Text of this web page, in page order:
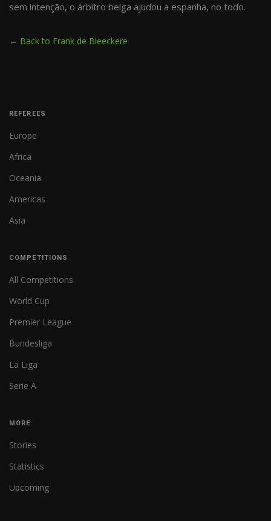
sem intenção, o árbitro belga ajudou a espanha, no todo.
← Back to Frank de Bleeckere
REFEREES
Europe
Africa
Oceania
Americas
Asia
COMPETITIONS
All Competitions
World Cup
Premier League
Bundesliga
La Liga
Serie A
MORE
Stories
Statistics
Upcoming